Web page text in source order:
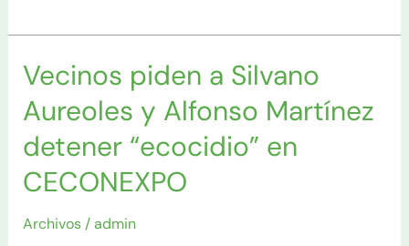
Vecinos piden a Silvano
Aureoles y Alfonso Martínez
detener “ecocidio” en
CECONEXPO
Archivos/admin
Vecinos
piden
a
Silvano
Aureoles
y
Martínez